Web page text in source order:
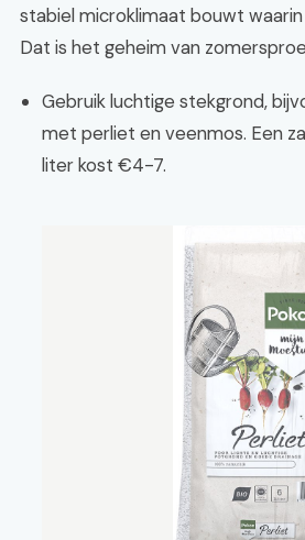
stabiel microklimaat bouwt
Dat is het geheim van
Gebruik luchtige stekgrond,
met perliet en veenmos. Een
liter kost €4-7.